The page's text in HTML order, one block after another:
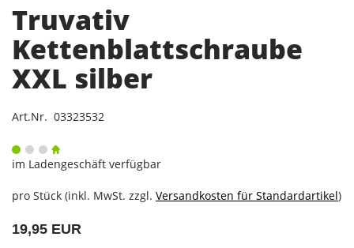
Truvativ
Kettenblattschraube
XXL silber
Art.Nr. 03323532
im Ladengeschäft verfügbar
pro Stück (inkl. MwSt. zzgl. Versandkosten für Standardartikel)
19,95 EUR